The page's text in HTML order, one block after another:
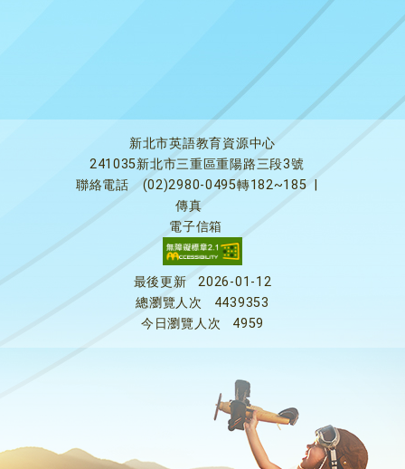
新北市英語教育資源中心
241035新北市三重區重陽路三段3號
聯絡電話
(02)2980-0495轉182~185
傳真
電子信箱
最後更新
2026-01-12
總瀏覽人次
4439353
今日瀏覽人次
4959